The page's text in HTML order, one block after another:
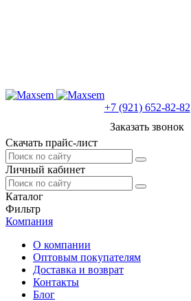
+7 (921) 652-82-82
Заказать звонок
Скачать прайс-лист
Личный кабинет
Каталог
Фильтр
Компания
О компании
Оптовым покупателям
Доставка и возврат
Контакты
Блог